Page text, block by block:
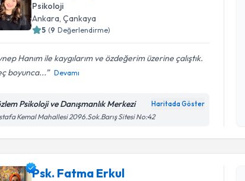
Psikoloji
Ankara, Çankaya
5 (9 Değerlendirme)
Hanım ile kaygılarım ve özdeğerim üzerine çalıştık.
boyunca...
Devamı
Psikoloji ve Danışmanlık Merkezi Haritada Göster
Kemal Mahallesi 2096.Sok.Barış Sitesi No:42
Psk. Fatma Erkul